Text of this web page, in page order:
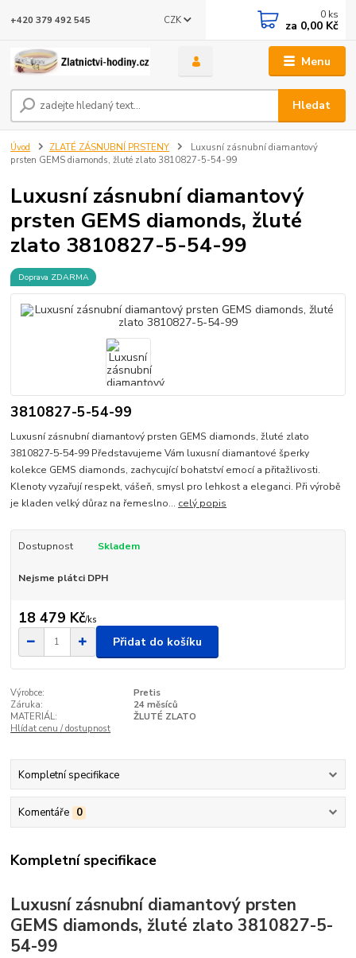
Menu
CZK
Hledat
+420 379 492 545 0 ks
za 0,00 Kč
Úvod ZLATÉ ZÁSNUBNÍ PRSTENY
Luxusní zásnubní diamantový
prsten GEMS diamonds, žluté zlato 3810827-5-54-99
Luxusní zásnubní diamantový
prsten GEMS diamonds, žluté
zlato 3810827-5-54-99
Doprava ZDARMA
3810827-5-54-99
Luxusní zásnubní diamantový prsten GEMS diamonds, žluté zlato
3810827-5-54-99 Představujeme Vám luxusní diamantové šperky
kolekce GEMS diamonds, zachycující bohatství emocí a přitažlivosti.
Klenoty vyzařují respekt, vášeň, smysl pro lehkost a eleganci. Při výrobě
je kladen velký důraz na řemeslno... celý popis
Dostupnost Skladem
Nejsme plátci DPH
18 479 Kč/ks
Přidat do košíku
Výrobce:
Pretis
Záruka:
24 měsíců
MATERIÁL:
ŽLUTÉ ZLATO
Hlídat cenu / dostupnost
Kompletní specifikace
Komentáře 0
Kompletní specifikace
Luxusní zásnubní diamantový prsten
GEMS diamonds, žluté zlato 3810827-5-
54-99